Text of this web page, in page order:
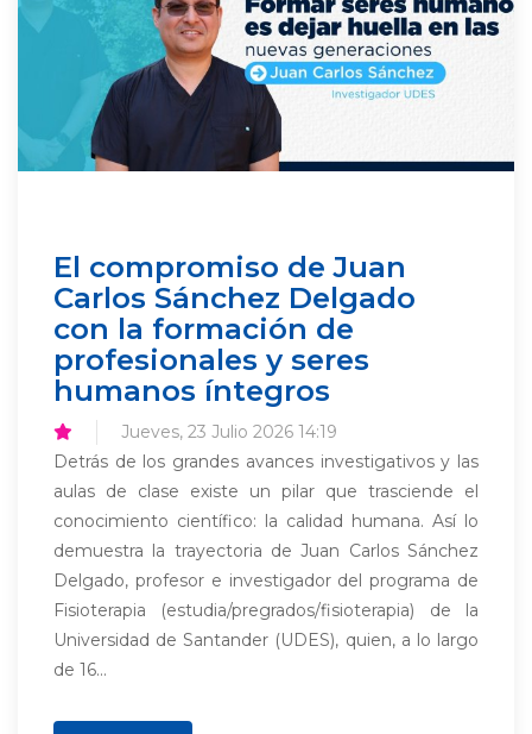
El compromiso de Juan
Carlos Sánchez Delgado
con la formación de
profesionales y seres
humanos íntegros
Jueves, 23 Julio 2026 14:19
Detrás de los grandes avances investigativos y las
aulas de clase existe un pilar que trasciende el
conocimiento científico: la calidad humana. Así lo
demuestra la trayectoria de Juan Carlos Sánchez
Delgado, profesor e investigador del programa de
Fisioterapia (estudia/pregrados/fisioterapia) de la
Universidad de Santander (UDES), quien, a lo largo
de 16...